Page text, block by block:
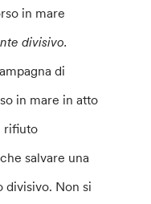
in mare
divisivo.
di
in mare in atto
rifiuto
salvare una
divisivo. Non si